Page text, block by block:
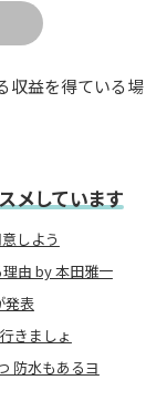
収益を得ている場
メしています
しよう
由 by 本田雅一
発表
きましょ
防水もあるヨ